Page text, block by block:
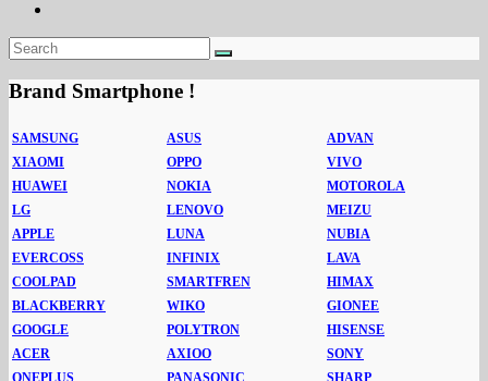
Brand Smartphone !
SAMSUNG ASUS
ADVAN
XIAOMI
OPPO
VIVO
HUAWEI
NOKIA
MOTOROLA
LG
LENOVO
MEIZU
APPLE
LUNA
NUBIA
EVERCOSS
INFINIX
LAVA
COOLPAD
SMARTFREN
HIMAX
BLACKBERRY
WIKO
GIONEE
GOOGLE
POLYTRON
HISENSE
ACER
AXIOO
SONY
ONEPLUS
PANASONIC SHARP